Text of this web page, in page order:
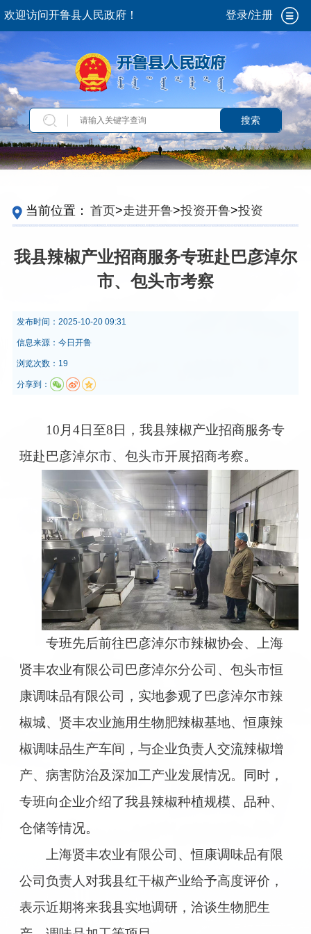
欢迎访问开鲁县人民政府！ 登录/注册
搜索
当前位置： 首页>走进开鲁>投资开鲁>投资招
商
我县辣椒产业招商服务专班赴巴彦淖尔
市、包头市考察
发布时间： 2025-10-20 09:31
信息来源： 今日开鲁
浏览次数：19
分享到：
10月4日至8日，我县辣椒产业招商服务专
班赴巴彦淖尔市、包头市开展招商考察。
专班先后前往巴彦淖尔市辣椒协会、上海
贤丰农业有限公司巴彦淖尔分公司、包头市恒
康调味品有限公司，实地参观了巴彦淖尔市辣
椒城、贤丰农业施用生物肥辣椒基地、恒康辣
椒调味品生产车间，与企业负责人交流辣椒增
产、病害防治及深加工产业发展情况。同时，
专班向企业介绍了我县辣椒种植规模、品种、
仓储等情况。
上海贤丰农业有限公司、恒康调味品有限
公司负责人对我县红干椒产业给予高度评价，
表示近期将来我县实地调研，洽谈生物肥生